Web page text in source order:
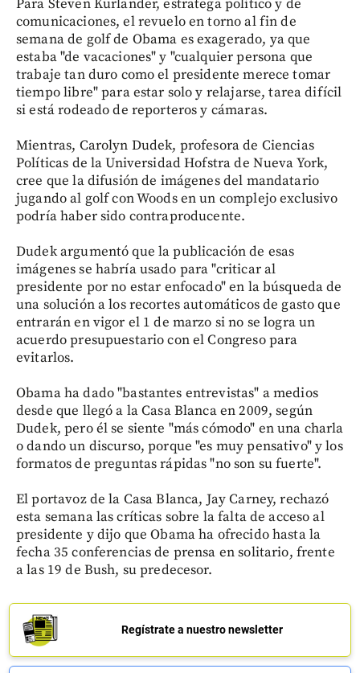
Para Steven Kurlander, estratega político y de
comunicaciones, el revuelo en torno al fin de
semana de golf de Obama es exagerado, ya que
estaba "de vacaciones" y "cualquier persona que
trabaje tan duro como el presidente merece tomar
tiempo libre" para estar solo y relajarse, tarea difícil
si está rodeado de reporteros y cámaras.
Mientras, Carolyn Dudek, profesora de Ciencias
Políticas de la Universidad Hofstra de Nueva York,
cree que la difusión de imágenes del mandatario
jugando al golf con Woods en un complejo exclusivo
podría haber sido contraproducente.
Dudek argumentó que la publicación de esas
imágenes se habría usado para "criticar al
presidente por no estar enfocado" en la búsqueda de
una solución a los recortes automáticos de gasto que
entrarán en vigor el 1 de marzo si no se logra un
acuerdo presupuestario con el Congreso para
evitarlos.
Obama ha dado "bastantes entrevistas" a medios
desde que llegó a la Casa Blanca en 2009, según
Dudek, pero él se siente "más cómodo" en una charla
o dando un discurso, porque "es muy pensativo" y los
formatos de preguntas rápidas "no son su fuerte".
El portavoz de la Casa Blanca, Jay Carney, rechazó
esta semana las críticas sobre la falta de acceso al
presidente y dijo que Obama ha ofrecido hasta la
fecha 35 conferencias de prensa en solitario, frente
a las 19 de Bush, su predecesor.
Regístrate a nuestro newsletter